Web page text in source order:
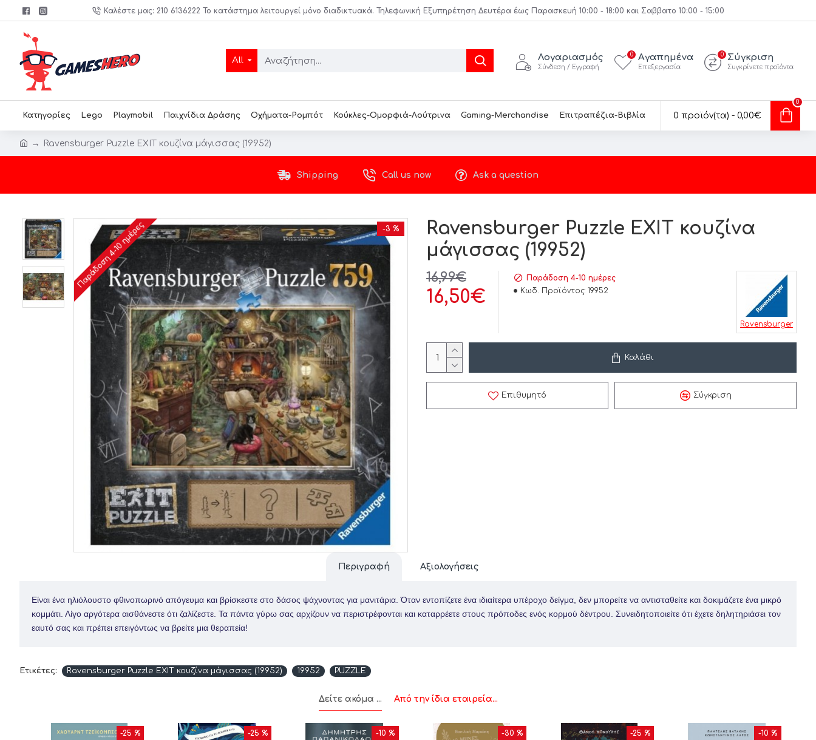
Καλέστε μας: 210 6136222 Το κατάστημα λειτουργεί μόνο διαδικτυακά. Τηλεφωνική Εξυπηρέτηση Δευτέρα έως Παρασκευή 10:00 - 18:00 και Σαββατο 10:00 - 15:00
All Λογαριασμός
Σύνδεση / Εγγραφή
Αγαπημένα
Επεξεργασία
0 Σύγκριση
Συγκρίνετε προϊόντα
0
Κατηγορίες Lego Playmobil Παιχνίδια Δράσης Οχήματα-Ρομπότ Κούκλες-Ομορφιά-Λούτρινα Gaming-Merchandise Επιτραπέζια-Βιβλία 0 προϊόν(τα) - 0,00€
0
Ravensburger Puzzle EXIT κουζίνα μάγισσας (19952)
Shipping Call us now Ask a question
-3 %
Παράδοση 4-10 ημέρες
Ravensburger Puzzle EXIT κουζίνα
μάγισσας (19952)
16,50€
16,99€
Παράδοση 4-10 ημέρες
Κωδ. Προϊόντος: 19952
Ravensburger
Καλάθι
Επιθυμητό Σύγκριση
Περιγραφή Αξιολογήσεις
Είναι ένα ηλιόλουστο φθινοπωρινό απόγευμα και βρίσκεστε στο δάσος ψάχνοντας για μανιτάρια. Όταν εντοπίζετε ένα ιδιαίτερα υπέροχο δείγμα, δεν μπορείτε να αντισταθείτε και δοκιμάζετε ένα μικρό
κομμάτι. Λίγο αργότερα αισθάνεστε ότι ζαλίζεστε. Τα πάντα γύρω σας αρχίζουν να περιστρέφονται και καταρρέετε στους πρόποδες ενός κορμού δέντρου. Συνειδητοποιείτε ότι έχετε δηλητηριάσει τον
εαυτό σας και πρέπει επειγόντως να βρείτε μια θεραπεία!
Ετικέτες: Ravensburger Puzzle EXIT κουζίνα μάγισσας (19952) 19952 PUZZLE
Δείτε ακόμα ... Από την ίδια εταιρεία...
-25 % -25 % -10 % -30 % -25 % -10 %